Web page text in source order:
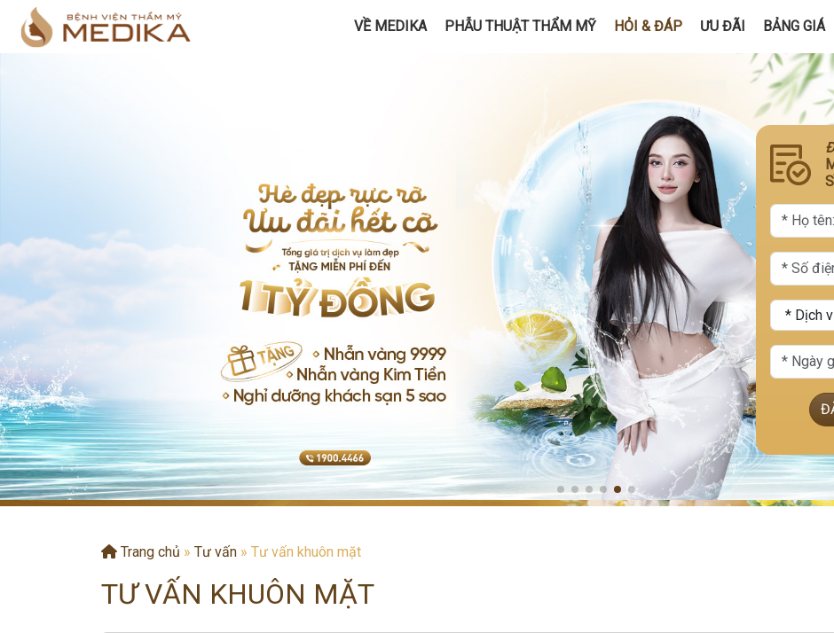
VỀ MEDIKA PHẪU THUẬT THẨM MỸ HỎI & ĐÁP ƯU ĐÃI BẢNG GIÁ
Trang chủ » Tư vấn » Tư vấn khuôn mặt
TƯ VẤN KHUÔN MẶT